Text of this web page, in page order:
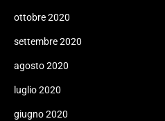
ottobre 2020
settembre 2020
agosto 2020
luglio 2020
giugno 2020